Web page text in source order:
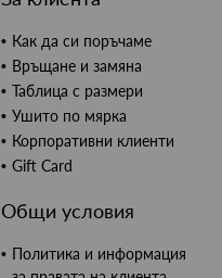
Как да си поръчаме
Връщане и замяна
Таблица с размери
Ушито по мярка
Корпоративни клиенти
Gift Card
Общи условия
Политика и информация